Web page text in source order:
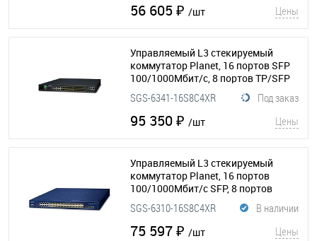
56 605 ₽ /шт Цены
Управляемый L3 стекируемый
коммутатор Planet, 16 портов SFP
100/1000Мбит/с, 8 портов TP/SFP
1000Мбит/с, 4 порта SFP+ 10Гб/с, с
резервным питанием
(154-239)Под заказ
SGS-6341-16S8C4XR
95 350 ₽ /шт Цены
Управляемый L3 стекируемый
коммутатор Planet, 16 портов
100/1000Мбит/с SFP, 8 портов
TP/SFP combo 1000Мбит/с, 4 порта
SFP+ 10Гбит/с(154-356) В наличии
SGS-6310-16S8C4XR
75 597 ₽ /шт Цены